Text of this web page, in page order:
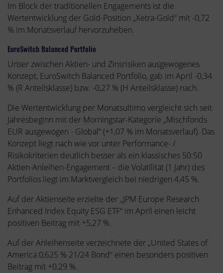
Im Block der traditionellen Engagements ist die
Wertentwicklung der Gold-Position „Xetra-Gold“ mit -0,72
% im Monatsverlauf hervorzuheben.
EuroSwitch Balanced Portfolio
Unser zwischen Aktien- und Zinsrisiken ausgewogenes
Konzept, EuroSwitch Balanced Portfolio, gab im April -0,34
% (R Anteilsklasse) bzw. -0,27 % (H Anteilsklasse) nach.
Die Wertentwicklung per Monatsultimo vergleicht sich seit
Jahresbeginn mit der Morningstar-Kategorie „Mischfonds
EUR ausgewogen - Global“ (+1,07 % im Monatsverlauf). Das
Konzept liegt nach wie vor unter Performance- /
Risikokriterien deutlich besser als ein klassisches 50:50
Aktien-Anleihen-Engagement – die Volatilität (1 Jahr) des
Portfolios liegt im Marktvergleich bei niedrigen 4,45 %.
Auf der Aktienseite erzielte der „JPM Europe Research
Enhanced Index Equity ESG ETF“ im April einen leicht
positiven Beitrag mit +5,27 %.
Auf der Anleihenseite verzeichnete der „United States of
America 0,625 % 21/24 Bond“ einen besonders positiven
Beitrag mit +0,29 %.